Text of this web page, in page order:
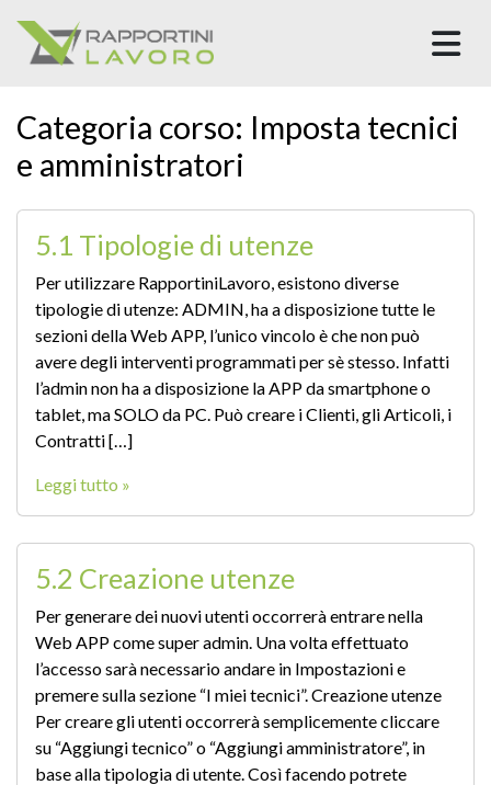
Categoria corso: Imposta tecnici
e amministratori
5.1 Tipologie di utenze
Per utilizzare RapportiniLavoro, esistono diverse
tipologie di utenze: ADMIN, ha a disposizione tutte le
sezioni della Web APP, l’unico vincolo è che non può
avere degli interventi programmati per sè stesso. Infatti
l’admin non ha a disposizione la APP da smartphone o
tablet, ma SOLO da PC. Può creare i Clienti, gli Articoli, i
Contratti […]
Leggi tutto »
5.2 Creazione utenze
Per generare dei nuovi utenti occorrerà entrare nella
Web APP come super admin. Una volta effettuato
l’accesso sarà necessario andare in Impostazioni e
premere sulla sezione “I miei tecnici”. Creazione utenze
Per creare gli utenti occorrerà semplicemente cliccare
su “Aggiungi tecnico” o “Aggiungi amministratore”, in
base alla tipologia di utente. Così facendo potrete